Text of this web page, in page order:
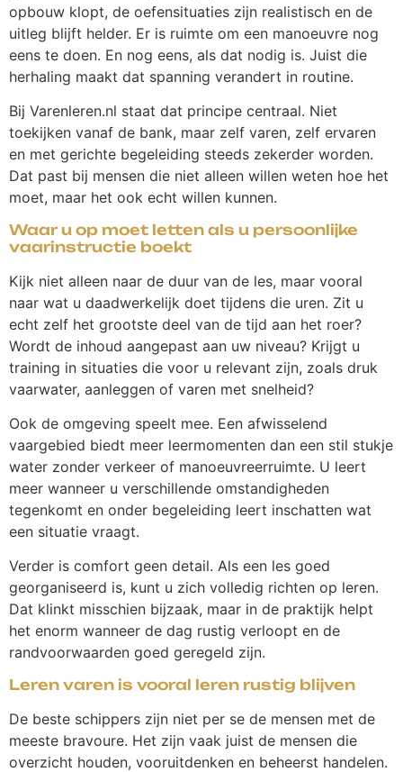
opbouw klopt, de oefensituaties zijn realistisch en de
uitleg blijft helder. Er is ruimte om een manoeuvre nog
eens te doen. En nog eens, als dat nodig is. Juist die
herhaling maakt dat spanning verandert in routine.
Bij Varenleren.nl staat dat principe centraal. Niet
toekijken vanaf de bank, maar zelf varen, zelf ervaren
en met gerichte begeleiding steeds zekerder worden.
Dat past bij mensen die niet alleen willen weten hoe het
moet, maar het ook echt willen kunnen.
Waar u op moet letten als u persoonlijke
vaarinstructie boekt
Kijk niet alleen naar de duur van de les, maar vooral
naar wat u daadwerkelijk doet tijdens die uren. Zit u
echt zelf het grootste deel van de tijd aan het roer?
Wordt de inhoud aangepast aan uw niveau? Krijgt u
training in situaties die voor u relevant zijn, zoals druk
vaarwater, aanleggen of varen met snelheid?
Ook de omgeving speelt mee. Een afwisselend
vaargebied biedt meer leermomenten dan een stil stukje
water zonder verkeer of manoeuvreerruimte. U leert
meer wanneer u verschillende omstandigheden
tegenkomt en onder begeleiding leert inschatten wat
een situatie vraagt.
Verder is comfort geen detail. Als een les goed
georganiseerd is, kunt u zich volledig richten op leren.
Dat klinkt misschien bijzaak, maar in de praktijk helpt
het enorm wanneer de dag rustig verloopt en de
randvoorwaarden goed geregeld zijn.
Leren varen is vooral leren rustig blijven
De beste schippers zijn niet per se de mensen met de
meeste bravoure. Het zijn vaak juist de mensen die
overzicht houden, vooruitdenken en beheerst handelen.